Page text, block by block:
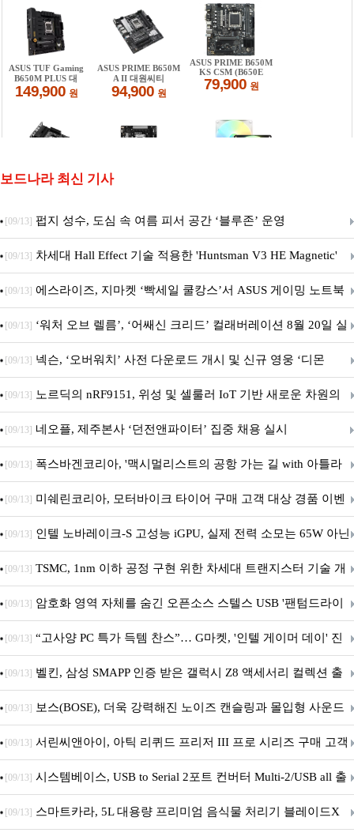
보드나라 최신 기사
[09/13] 펍지 성수, 도심 속 여름 피서 공간 ‘블루존’ 운영
[09/13] 차세대 Hall Effect 기술 적용한 'Huntsman V3 HE Magnetic'
시리즈 출시
[09/13] 에스라이즈, 지마켓 ‘빡세일 쿨캉스’서 ASUS 게이밍 노트북
특별 프로모션 진행
[09/13] ‘워처 오브 렐름’, ‘어쌔신 크리드’ 컬래버레이션 8월 20일 실
시
[09/13] 넥슨, ‘오버워치’ 사전 다운로드 개시 및 신규 영웅 ‘디몬
(D.Mon)’ 공개!
[09/13] 노르딕의 nRF9151, 위성 및 셀룰러 IoT 기반 새로운 차원의
커넥티드 기기 개발 지원
[09/13] 네오플, 제주본사 ‘던전앤파이터’ 집중 채용 실시
[09/13] 폭스바겐코리아, '맥시멀리스트의 공항 가는 길 with 아틀라
스' 이벤트 실시
[09/13] 미쉐린코리아, 모터바이크 타이어 구매 고객 대상 경품 이벤
트 진행
[09/13] 인텔 노바레이크-S 고성능 iGPU, 실제 전력 소모는 65W 아닌
40W?
[09/13] TSMC, 1nm 이하 공정 구현 위한 차세대 트랜지스터 기술 개
발
[09/13] 암호화 영역 자체를 숨긴 오픈소스 스텔스 USB '팬텀드라이
브' 공개
[09/13] “고사양 PC 특가 득템 찬스”… G마켓, '인텔 게이머 데이' 진
행
[09/13] 벨킨, 삼성 SMAPP 인증 받은 갤럭시 Z8 액세서리 컬렉션 출
시
[09/13] 보스(BOSE), 더욱 강력해진 노이즈 캔슬링과 몰입형 사운드
의 ‘QC 헤드폰 2세대’ 출시
[09/13] 서린씨앤아이, 아틱 리퀴드 프리저 III 프로 시리즈 구매 고객
대상 P12 프로 PST 증정 프로모션 진행
[09/13] 시스템베이스, USB to Serial 2포트 컨버터 Multi-2/USB all 출
시
[09/13] 스마트카라, 5L 대용량 프리미엄 음식물 처리기 블레이드X